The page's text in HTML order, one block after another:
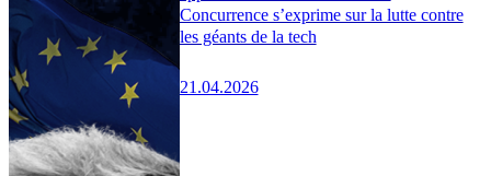
Concurrence s’exprime sur la lutte contre
les géants de la tech
21.04.2026